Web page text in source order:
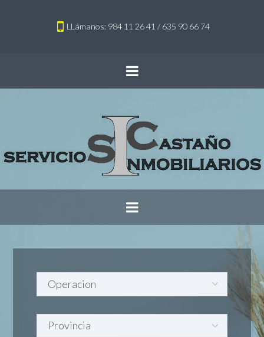
LLámanos: 984 11 26 41 / 635 90 66 74